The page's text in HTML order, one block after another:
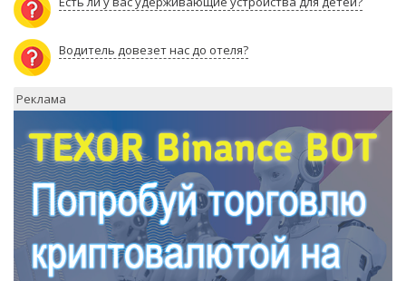
Водитель довезет нас до отеля?
Реклама